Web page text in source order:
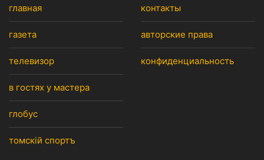
главная
газета
телевизор
в гостях у мастера
глобус
томскiй спортъ
контакты
авторские права
конфиденциальность